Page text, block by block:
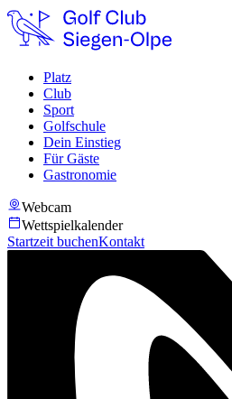
Platz
Club
Sport
Golfschule
Dein Einstieg
Für Gäste
Gastronomie
Webcam
Wettspielkalender
Startzeit buchenKontakt